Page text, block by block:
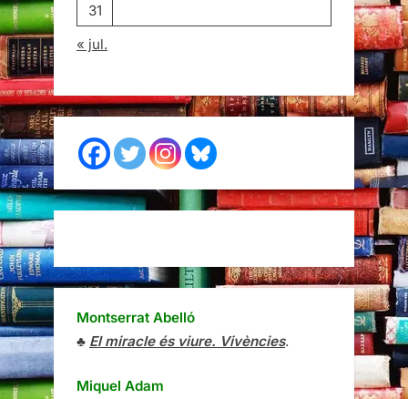
31
« jul.
Montserrat Abelló
♣ El miracle és viure. Vivències.
Miquel Adam